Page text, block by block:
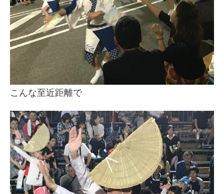
こんな至近距離で